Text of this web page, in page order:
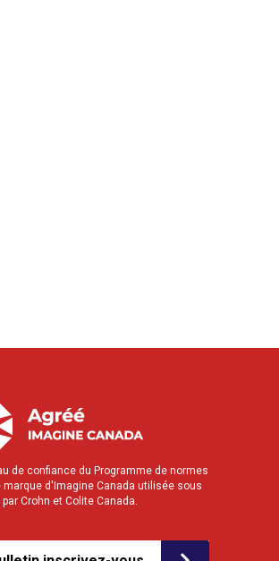
de confiance du Programme de normes
marque d'Imagine Canada utilisée sous
par Crohn et Colite Canada.